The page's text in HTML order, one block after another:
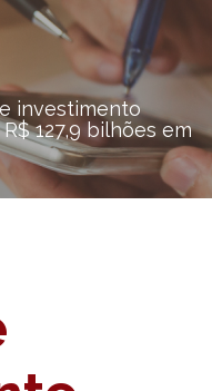
investimento
127,9 bilhões em